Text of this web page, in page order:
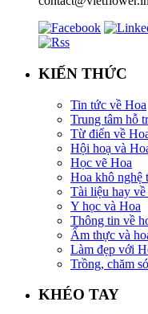
KIẾN THỨC
Tin tức về Hoa
Trung tâm hỗ
Từ điển về
Hội hoạ và
Học vẽ Hoa
Hoa khô nghệ
Tài liệu hay về
Y học và Hoa
Thông tin về
Ẩm thực và
Làm đẹp với
Trồng, chăm
KHÉO TAY